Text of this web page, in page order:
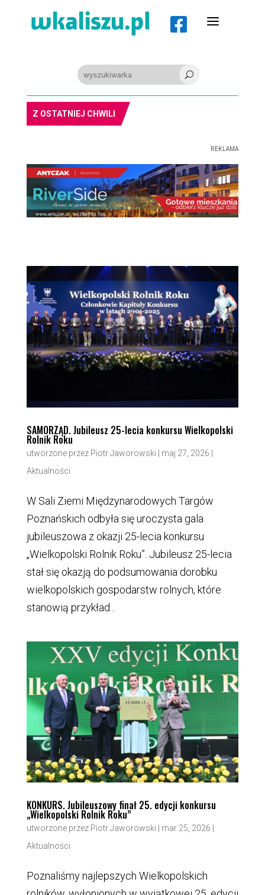
 a
U
Z OSTATNIEJ CHWILI
REKLAMA
SAMORZĄD. Jubileusz 25-lecia konkursu Wielkopolski
Rolnik Roku
utworzone przez Piotr Jaworowski | maj 27, 2026 |
Aktualności
W Sali Ziemi Międzynarodowych Targów
Poznańskich odbyła się uroczysta gala
jubileuszowa z okazji 25-lecia konkursu
„Wielkopolski Rolnik Roku”. Jubileusz 25-lecia
stał się okazją do podsumowania dorobku
wielkopolskich gospodarstw rolnych, które
stanowią przykład...
KONKURS. Jubileuszowy finał 25. edycji konkursu
„Wielkopolski Rolnik Roku”
utworzone przez Piotr Jaworowski mar 25, 2026
Aktualności
Poznaliśmy najlepszych Wielkopolskich